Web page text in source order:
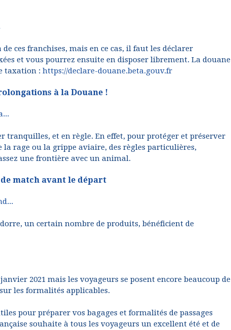
ces franchises, mais en ce cas, il faut les déclarer
et vous pourrez ensuite en disposer librement. La douane
taxation : https://declare-douane.beta.gouv.fr
à la Douane !
tranquilles, et en règle. En effet, pour protéger et préserver
rage ou la grippe aviaire, des règles particulières,
une frontière avec un animal.
match avant le départ
un certain nombre de produits, bénéficient de
2021 mais les voyageurs se posent encore beaucoup de
les formalités applicables.
pour préparer vos bagages et formalités de passages
souhaite à tous les voyageurs un excellent été et de